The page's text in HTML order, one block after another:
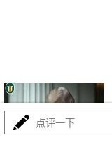
点评一下